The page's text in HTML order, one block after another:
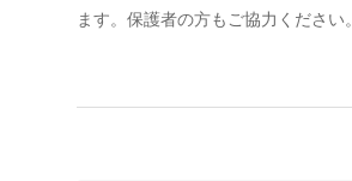
ます。保護者の方もご協力ください。